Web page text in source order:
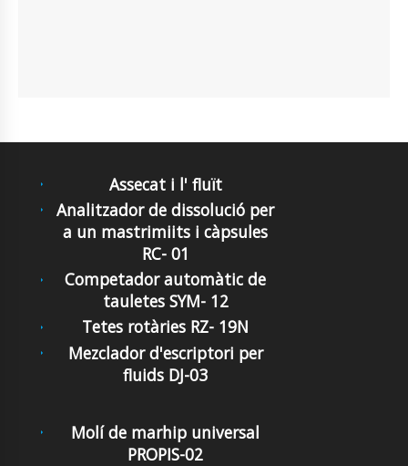
Assecat i l' fluït
Analitzador de dissolució per
a un mastrimiits i càpsules
RC- 01
Competador automàtic de
tauletes SYM- 12
Tetes rotàries RZ- 19N
Mezclador d'escriptori per
fluids DJ-03
Molí de marhip universal
PROPIS-02